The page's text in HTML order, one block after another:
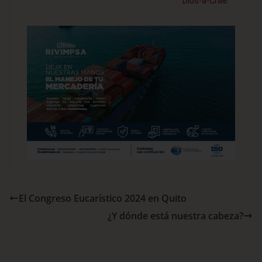
El Congreso Eucarístico 2024 en Quito
¿Y dónde está nuestra cabeza?